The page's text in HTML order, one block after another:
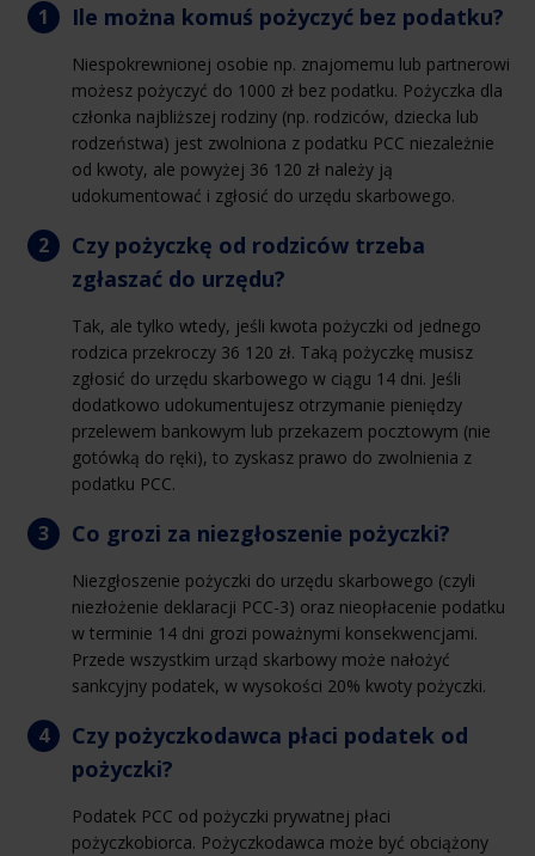
Ile można komuś pożyczyć bez podatku?
Niespokrewnionej osobie np. znajomemu lub partnerowi
możesz pożyczyć do 1000 zł bez podatku. Pożyczka dla
członka najbliższej rodziny (np. rodziców, dziecka lub
rodzeństwa) jest zwolniona z podatku PCC niezależnie
od kwoty, ale powyżej 36 120 zł należy ją
udokumentować i zgłosić do urzędu skarbowego.
Czy pożyczkę od rodziców trzeba
zgłaszać do urzędu?
Tak, ale tylko wtedy, jeśli kwota pożyczki od jednego
rodzica przekroczy 36 120 zł. Taką pożyczkę musisz
zgłosić do urzędu skarbowego w ciągu 14 dni. Jeśli
dodatkowo udokumentujesz otrzymanie pieniędzy
przelewem bankowym lub przekazem pocztowym (nie
gotówką do ręki), to zyskasz prawo do zwolnienia z
podatku PCC.
Co grozi za niezgłoszenie pożyczki?
Niezgłoszenie pożyczki do urzędu skarbowego (czyli
niezłożenie deklaracji PCC-3) oraz nieopłacenie podatku
w terminie 14 dni grozi poważnymi konsekwencjami.
Przede wszystkim urząd skarbowy może nałożyć
sankcyjny podatek, w wysokości 20% kwoty pożyczki.
Czy pożyczkodawca płaci podatek od
pożyczki?
Podatek PCC od pożyczki prywatnej płaci
pożyczkobiorca. Pożyczkodawca może być obciążony